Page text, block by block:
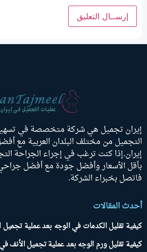
تجميل هي شركة متخصصة في تسهيل
من مختلف البلدان العربية مع
كنت ترغب في إجراء الجراحة
الأسعار وأفضل جودة مع أفضل جراحي
بخبراء الشركة.
المقالات
تقليل الكدمات في الوجه بعد عملية تجميل
تقليل ورم الوجه بعد عملية تجميل الأنف في